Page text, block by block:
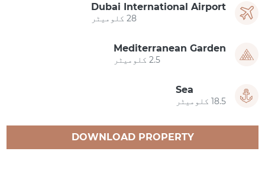
Dubai International Airport
28 کلومیٹر
Mediterranean Garden
2.5 کلومیٹر
Sea
18.5 کلومیٹر
DOWNLOAD PROPERTY